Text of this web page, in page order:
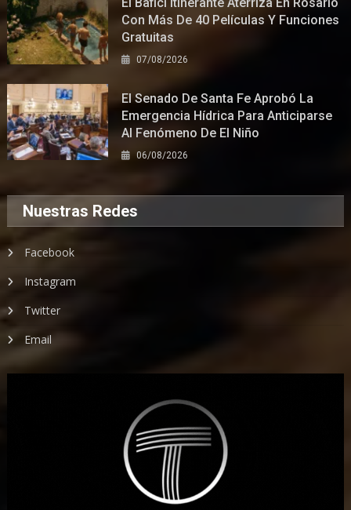
El Bafici Itinerante Aterriza En Rosario
Con Más De 40 Películas Y Funciones
Gratuitas
07/08/2026
El Senado De Santa Fe Aprobó La
Emergencia Hídrica Para Anticiparse
Al Fenómeno De El Niño
06/08/2026
Nuestras Redes
Facebook
Instagram
Twitter
Email